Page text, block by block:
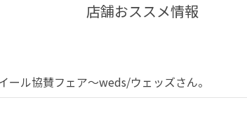
店舗おススメ情報
ール協賛フェア〜weds/ウェッズさん。